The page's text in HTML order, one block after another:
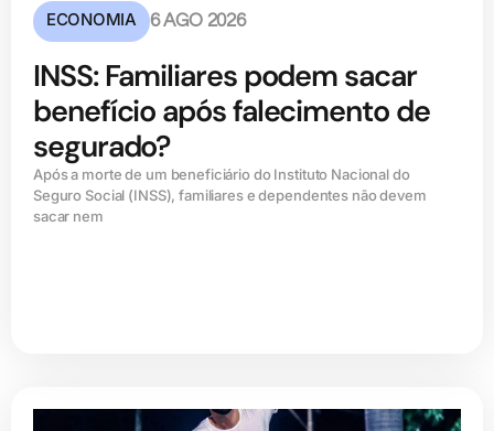
ECONOMIA 6 AGO 2026
INSS: Familiares podem sacar
benefício após falecimento de
segurado?
Após a morte de um beneficiário do Instituto Nacional do
Seguro Social (INSS), familiares e dependentes não devem
sacar nem